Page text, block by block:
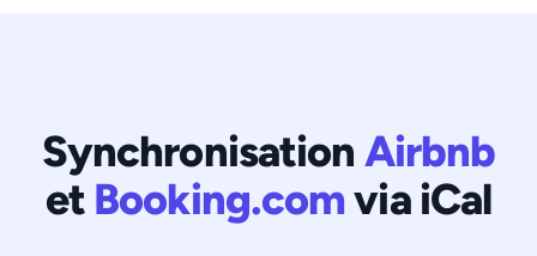
Synchronisation Airbnb
et Booking.comvia iCal